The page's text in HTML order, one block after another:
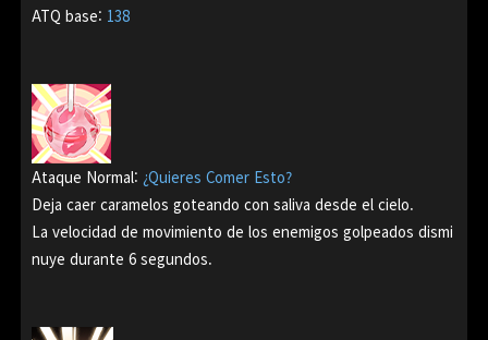
ATQ base: 138
Ataque Normal: ¿Quieres Comer Esto?
Deja caer caramelos goteando con saliva desde el cielo.
La velocidad de movimiento de los enemigos golpeados dismi
nuye durante 6 segundos.